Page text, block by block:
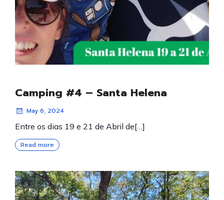
Camping #4 – Santa Helena
May 6, 2024
Entre os dias 19 e 21 de Abril de[…]
Read more